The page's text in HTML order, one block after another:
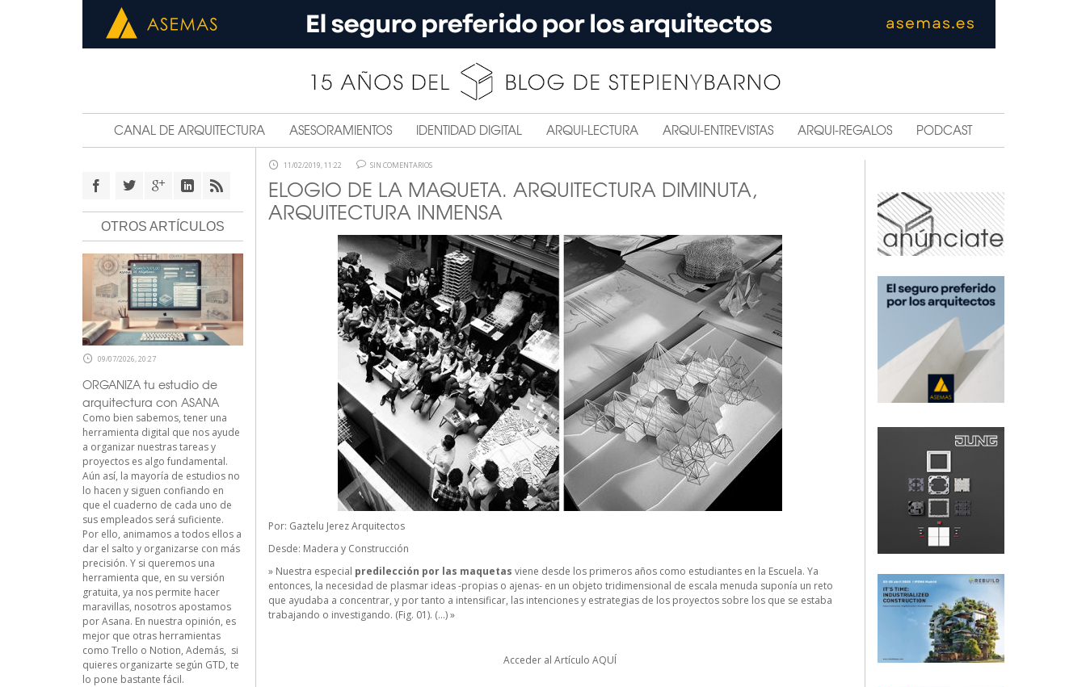
CANAL DE ARQUITECTURA ASESORAMIENTOS IDENTIDAD DIGITAL ARQUI-LECTURA ARQUI-ENTREVISTAS ARQUI-REGALOS PODCAST
11/02/2019, 11:22 SIN COMENTARIOS
ELOGIO DE LA MAQUETA. ARQUITECTURA DIMINUTA,
ARQUITECTURA INMENSA
Por: Gaztelu Jerez Arquitectos
Desde: Madera y Construcción
» Nuestra especial predilección por las maquetas viene desde los primeros años como estudiantes en la Escuela. Ya
entonces, la necesidad de plasmar ideas -propias o ajenas- en un objeto tridimensional de escala menuda suponía un reto
que ayudaba a concentrar, y por tanto a intensificar, las intenciones y estrategias de los proyectos sobre los que se estaba
trabajando o investigando. (Fig. 01). (…) »
Acceder al Artículo AQUÍ
OTROS ARTÍCULOS
09/07/2026, 20:27
ORGANIZA tu estudio de
arquitectura con ASANA
Como bien sabemos, tener una
herramienta digital que nos ayude
a organizar nuestras tareas y
proyectos es algo fundamental.
Aún así, la mayoría de estudios no
lo hacen y siguen confiando en
que el cuaderno de cada uno de
sus empleados será suficiente.
Por ello, animamos a todos ellos a
dar el salto y organizarse con más
precisión. Y si queremos una
herramienta que, en su versión
gratuita, ya nos permite hacer
maravillas, nosotros apostamos
por Asana. En nuestra opinión, es
mejor que otras herramientas
como Trello o Notion, Además, si
quieres organizarte según GTD, te
lo pone bastante fácil.